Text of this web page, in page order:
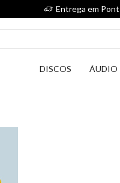
Entrega em
DISCOS ÁUDIO